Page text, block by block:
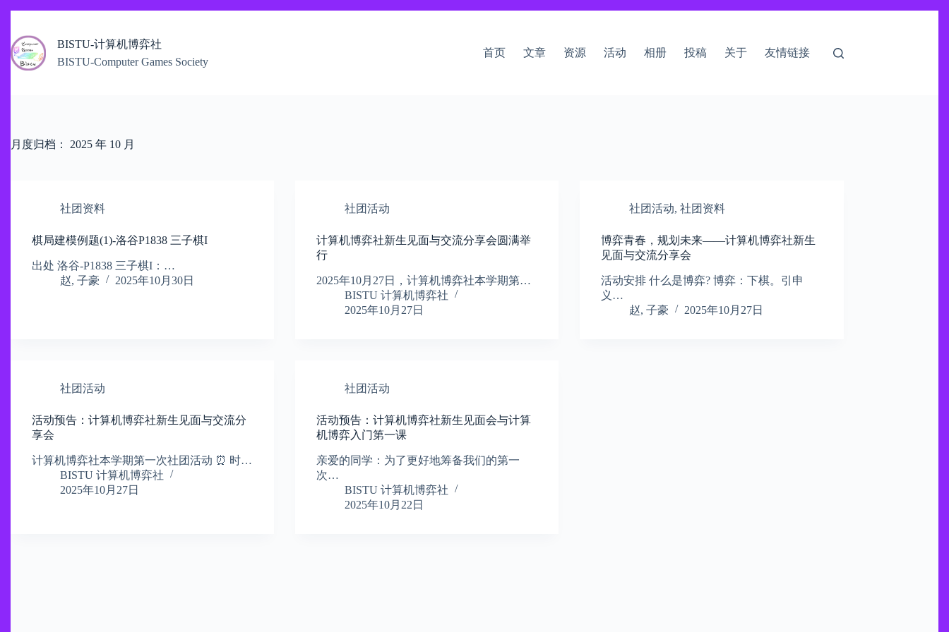
内
容
BISTU-计算机博弈社
BISTU-Computer Games Society
首页 文章 资源 活动 相册 投稿 关于 友情链接
月度归档： 2025 年 10 月
社团资料
棋局建模例题(1)-洛谷P1838 三子棋I
出处 洛谷-P1838 三子棋I：…
赵, 子豪
2025年10月30日
社团活动
计算机博弈社新生见面与交流分享会​圆满举
行​
2025年10月27日​​，计算机博弈社本学期第…
BISTU 计算机博弈社
2025年10月27日
社团活动,社团资料
博弈青春，规划未来——计算机博弈社新生
见面与交流分享会​
活动安排 什么是博弈? 博弈：下棋。引申
义…
赵, 子豪
2025年10月27日
社团活动
活动预告：计算机博弈社新生见面与交流分
享会​
计算机博弈社本学期第一次社团活动 ⏰ 时…
BISTU 计算机博弈社
2025年10月27日
社团活动
活动预告：计算机博弈社新生见面会​与计算
机博弈入门第一课
亲爱的同学：为了更好地筹备我们的第一
次…
BISTU 计算机博弈社
2025年10月22日